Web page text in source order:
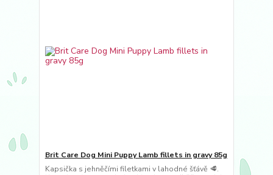
Brit Care Dog Mini Puppy Lamb fillets in gravy 85g
Kapsička s jehněčími filetkami v lahodné šťávě 🥩.